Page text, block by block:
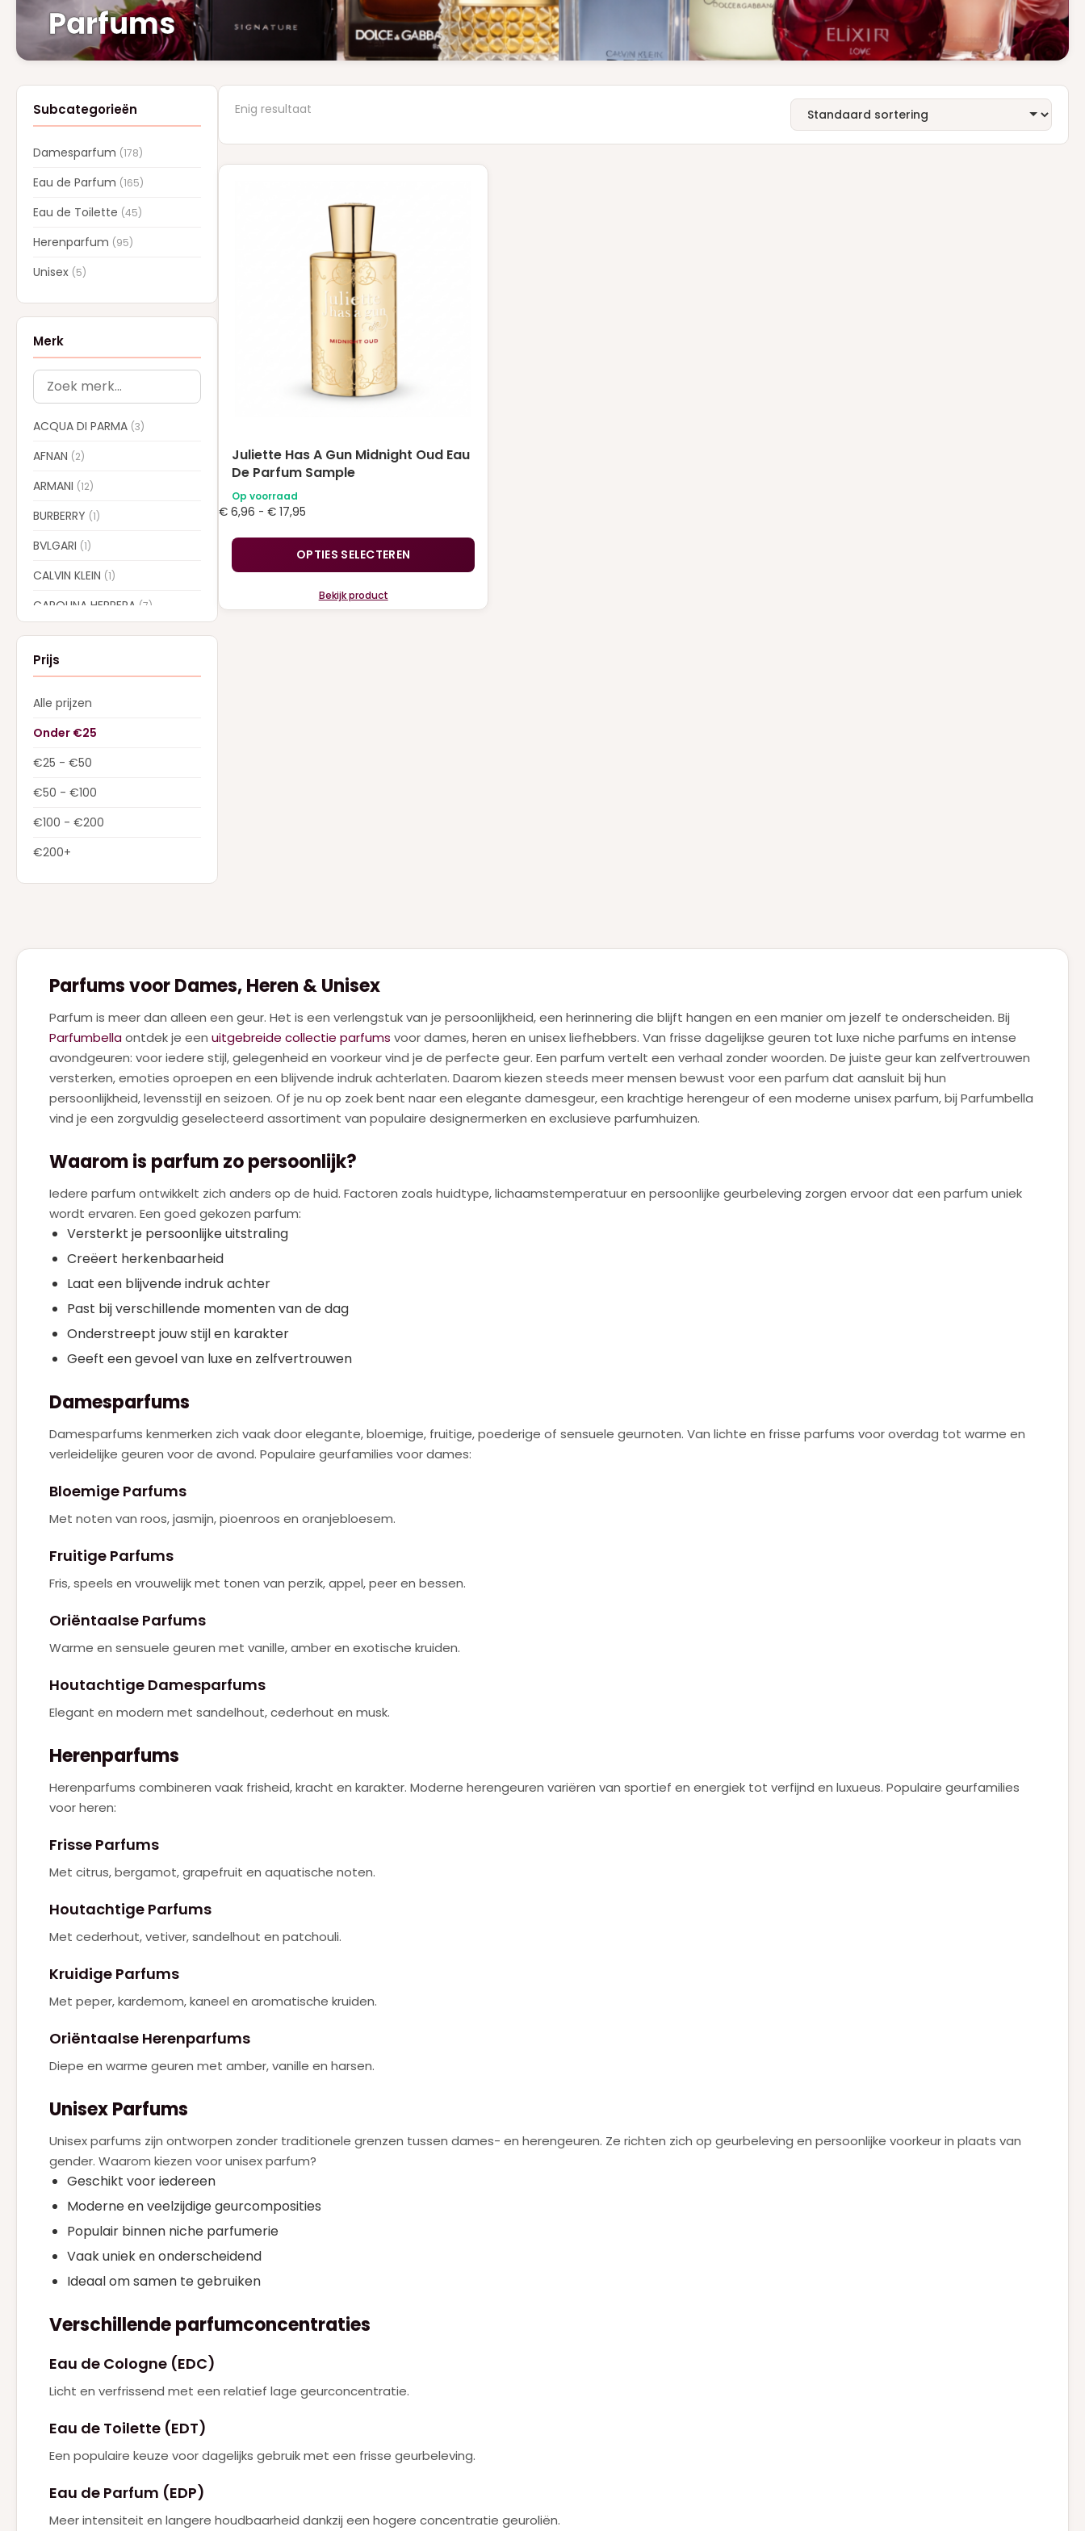
Parfums
Subcategorieën
Damesparfum (178)
Eau de Parfum (165)
Eau de Toilette (45)
Herenparfum (95)
Unisex (5)
Merk
ACQUA DI PARMA (3)
AFNAN (2)
ARMANI (12)
BURBERRY (1)
BVLGARI (1)
CALVIN KLEIN (1)
CAROLINA HERRERA (7)
CARTIER(1)
CHLOE
CREED
DIOR
Dolce & Gabbana
DSQUARED2
ELIE SAAB(4)
FERRAGAMO
HUGO BOSS (7)
JEAN PAUL GAULTIER(18)
JIMMY CHOO(1)
JUICY COUTURE(1)
JULIETTE HAS A GUN(4)
KENZO
KILIAN
LANCOME(9)
LATAFFA(1)
MARC JACOBS(2)
MUGLER ALIEN GODDESS (7)
NEJMA(1)
PACO RABANNE(14)
RALPH LAUREN
SERGE LUTENS(1)
TOM FORD(5)
VALENTINO(15)
VERSACE(3)
VIKTOR & ROLF(5)
YVES SAINT LAURENT(15)
Prijs
Alle prijzen
Onder €25
€25 - €50
€50 - €100
€100 - €200
€200+
Enig resultaat
Juliette Has A Gun Midnight Oud Eau
De Parfum Sample
Op voorraad
€ 6,96 - € 17,95
€ 17,95
OPTIES SELECTEREN
Dit
Bekijk product
Parfums voor Dames, Heren & Unisex
Parfum is meer dan alleen een geur. Het is een verlengstuk van je persoonlijkheid, een herinnering die blijft hangen en een manier om jezelf te onderscheiden. Bij
Parfumbellaontdek je een uitgebreide collectie parfums voor dames, heren en unisex liefhebbers. Van frisse dagelijkse geuren tot luxe niche parfums en intense
avondgeuren: voor iedere stijl, gelegenheid en voorkeur vind je de perfecte geur. Een parfum vertelt een verhaal zonder woorden. De juiste geur kan zelfvertrouwen
versterken, emoties oproepen en een blijvende indruk achterlaten. Daarom kiezen steeds meer mensen bewust voor een parfum dat aansluit bij hun
persoonlijkheid, levensstijl en seizoen. Of je nu op zoek bent naar een elegante damesgeur, een krachtige herengeur of een moderne unisex parfum, bij Parfumbella
vind je een zorgvuldig geselecteerd assortiment van populaire designermerken en exclusieve parfumhuizen.
Waarom is parfum zo persoonlijk?
Iedere parfum ontwikkelt zich anders op de huid. Factoren zoals huidtype, lichaamstemperatuur en persoonlijke geurbeleving zorgen ervoor dat een parfum uniek
wordt ervaren. Een goed gekozen parfum:
Versterkt je persoonlijke uitstraling
Creëert herkenbaarheid
Laat een blijvende indruk achter
Past bij verschillende momenten van de dag
Onderstreept jouw stijl en karakter
Geeft een gevoel van luxe en zelfvertrouwen
Damesparfums
Damesparfums kenmerken zich vaak door elegante, bloemige, fruitige, poederige of sensuele geurnoten. Van lichte en frisse parfums voor overdag tot warme en
verleidelijke geuren voor de avond. Populaire geurfamilies voor dames:
Bloemige Parfums
Met noten van roos, jasmijn, pioenroos en oranjebloesem.
Fruitige Parfums
Fris, speels en vrouwelijk met tonen van perzik, appel, peer en bessen.
Oriëntaalse Parfums
Warme en sensuele geuren met vanille, amber en exotische kruiden.
Houtachtige Damesparfums
Elegant en modern met sandelhout, cederhout en musk.
Herenparfums
Herenparfums combineren vaak frisheid, kracht en karakter. Moderne herengeuren variëren van sportief en energiek tot verfijnd en luxueus. Populaire geurfamilies
voor heren:
Frisse Parfums
Met citrus, bergamot, grapefruit en aquatische noten.
Houtachtige Parfums
Met cederhout, vetiver, sandelhout en patchouli.
Kruidige Parfums
Met peper, kardemom, kaneel en aromatische kruiden.
Oriëntaalse Herenparfums
Diepe en warme geuren met amber, vanille en harsen.
Unisex Parfums
Unisex parfums zijn ontworpen zonder traditionele grenzen tussen dames- en herengeuren. Ze richten zich op geurbeleving en persoonlijke voorkeur in plaats van
gender. Waarom kiezen voor unisex parfum?
Geschikt voor iedereen
Moderne en veelzijdige geurcomposities
Populair binnen niche parfumerie
Vaak uniek en onderscheidend
Ideaal om samen te gebruiken
Verschillende parfumconcentraties
Eau de Cologne (EDC)
Licht en verfrissend met een relatief lage geurconcentratie.
Eau de Toilette (EDT)
Een populaire keuze voor dagelijks gebruik met een frisse geurbeleving.
Eau de Parfum (EDP)
Meer intensiteit en langere houdbaarheid dankzij een hogere concentratie geuroliën.